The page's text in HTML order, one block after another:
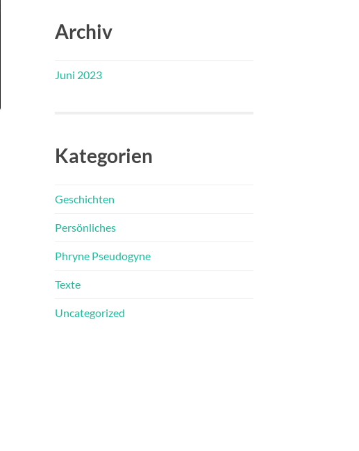
Archiv
Juni 2023
Kategorien
Geschichten
Persönliches
Phryne Pseudogyne
Texte
Uncategorized